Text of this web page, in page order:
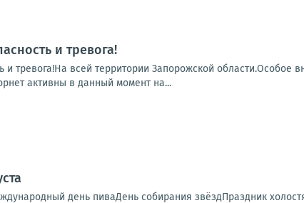
и тревога!
и тревога!На всей территории Запорожской области.Особое
активны в данный момент на...
день пиваДень собирания звёздПраздник